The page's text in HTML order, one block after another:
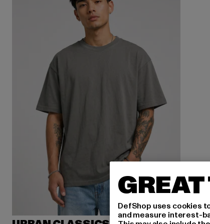
GREAT
DefShop uses cookies
and measure interest-